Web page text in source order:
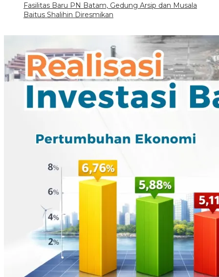
Fasilitas Baru PN Batam, Gedung Arsip dan Musala
Baitus Shalihin Diresmikan